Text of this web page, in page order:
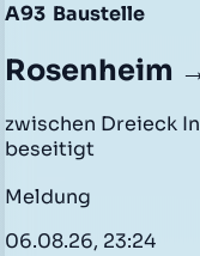
A93 Baustelle
Rosenheim
zwischen Dreieck
beseitigt
Meldung
06.08.26, 23:24